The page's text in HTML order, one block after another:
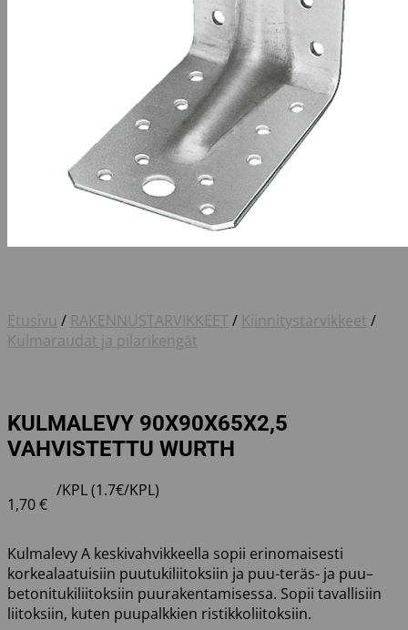
Etusivu / RAKENNUSTARVIKKEET / Kiinnitystarvikkeet /
Kulmaraudat ja pilarikengät
KULMALEVY 90X90X65X2,5
VAHVISTETTU WURTH
1,70€
/KPL (1.7€/KPL)
Kulmalevy A keskivahvikkeella sopii erinomaisesti
korkealaatuisiin puutukiliitoksiin ja puu-teräs- ja puu–
betonitukiliitoksiin puurakentamisessa. Sopii tavallisiin
liitoksiin, kuten puupalkkien ristikkoliitoksiin.